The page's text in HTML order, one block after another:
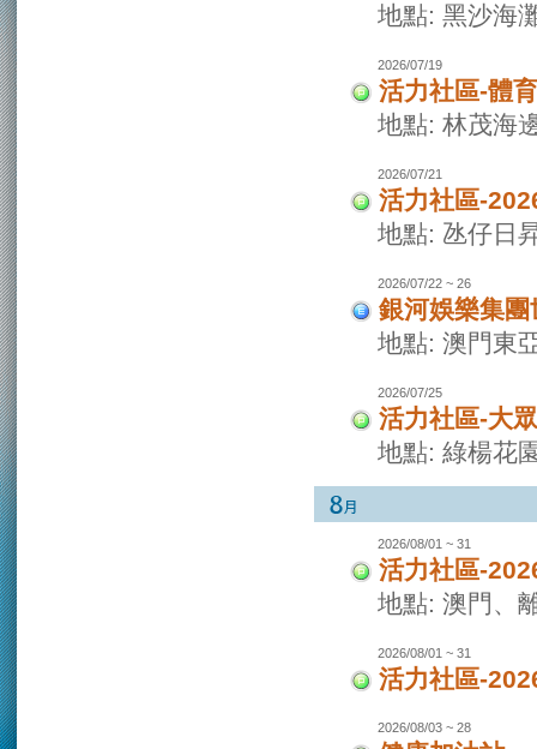
地點: 黑沙海
2026/07/19
活力社區-體
地點: 林茂海
2026/07/21
活力社區-
地點: 氹仔日
2026/07/22 ~ 26
銀河娛樂集
地點: 澳門東
2026/07/25
活力社區-大
地點: 綠楊花
2026/08/01 ~ 31
活力社區-
地點: 澳門、
2026/08/01 ~ 31
活力社區-
2026/08/03 ~ 28